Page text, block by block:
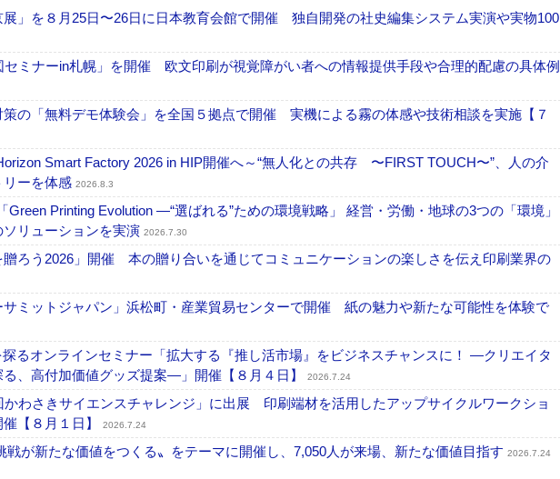
」を８月25日〜26日に日本教育会館で開催 独自開発の社史編集システム実演や実物100
ミナーin札幌」を開催 欧文印刷が視覚障がい者への情報提供手段や合理的配慮の具体例
の「無料デモ体験会」を全国５拠点で開催 実機による霧の体感や技術相談を実施【７
Smart Factory 2026 in HIP開催へ～“無人化との共存 〜FIRST TOUCH〜”、人の介
リーを体感 2026.8.3
Printing Evolution ―“選ばれる”ための環境戦略」 経営・労働・地球の3つの「環境」
リューションを実演 2026.7.30
ろう2026」開催 本の贈り合いを通じてコミュニケーションの楽しさを伝え印刷業界の
ミットジャパン」浜松町・産業貿易センターで開催 紙の魅力や新たな可能性を体験で
るオンラインセミナー「拡大する『推し活市場』をビジネスチャンスに！ ―クリエイタ
、高付加価値グッズ提案―」開催【８月４日】
2026.7.24
わさきサイエンスチャレンジ」に出展 印刷端材を活用したアップサイクルワークショ
【８月１日】
2026.7.24
が新たな価値をつくる〟をテーマに開催し、7,050人が来場、新たな価値目指す 2026.7.24